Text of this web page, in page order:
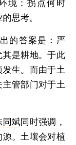
境：拐点何时
思考。
的答案是：严
是耕地。于此
生。而由于土
管部门对于土
同斌同时强调，
。土壤会对植